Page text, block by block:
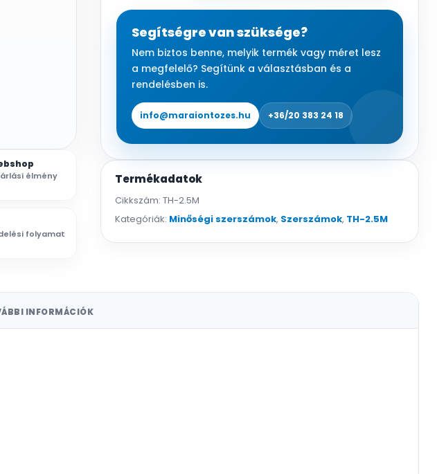
élmény
folyamat
1
kg,
hosszú
nyéllel,
73
mm
fej
mennyiség
Segítségre van szüksége?
Nem biztos benne, melyik termék vagy méret lesz
a megfelelő? Segítünk a választásban és a
rendelésben is.
info@maraiontozes.hu +36/20 383 24 18
Termékadatok
Cikkszám: TH-2.5M
Kategóriák: Minőségi szerszámok, Szerszámok, TH-2.5M
INFORMÁCIÓK